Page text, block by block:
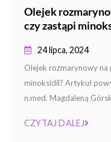
Olejek
czy zastąpi
24 lipca, 2024
Olejek rozmarynowy na
minoksidil? Artykuł
n.med. Magdaleną
CZYTAJ DALEJ